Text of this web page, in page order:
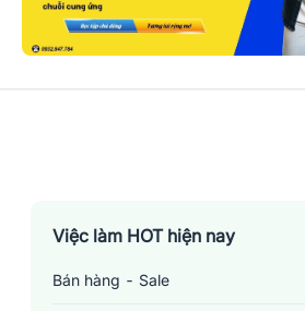
Việc làm HOT hiện nay
Bán hàng - Sale